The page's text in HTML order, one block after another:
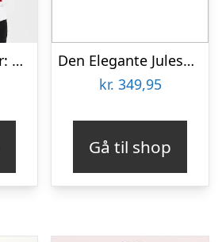
Årets julesweater: Santa Christmas Star – dame / kvinder. Ugly Christmas Sweater lavet i Danmark
Den Elegante Julesweater Blå – dame / kvinder.
kr. 349,95
Gå til shop